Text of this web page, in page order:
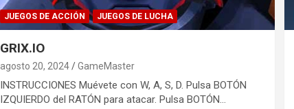
JUEGOS DE ACCIÓN JUEGOS DE LUCHA
GRIX.IO
agosto 20, 2024 GameMaster
INSTRUCCIONES Muévete con W, A, S, D. Pulsa BOTÓN
IZQUIERDO del RATÓN para atacar. Pulsa BOTÓN…